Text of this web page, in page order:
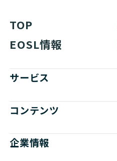
TOP
EOSL情報
サービス
コンテンツ
企業情報